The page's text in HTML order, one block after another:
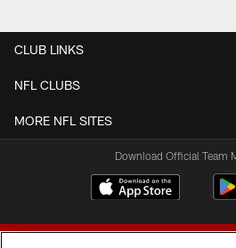
CLUB LINKS
NFL CLUBS
MORE NFL SITES
Download Official Team